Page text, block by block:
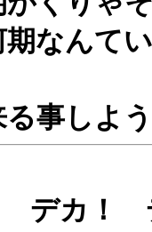
期なんて
事しよ
デカ！